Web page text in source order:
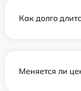
Как долго
Меняется ли